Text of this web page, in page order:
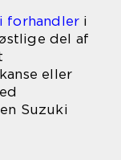
forhandler i
del af
eller
Suzuki